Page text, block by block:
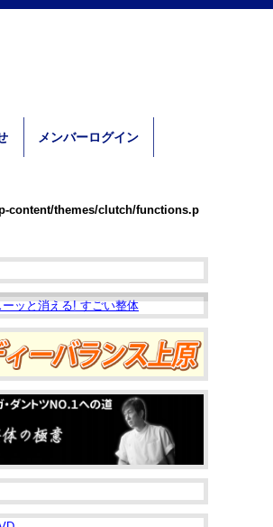
メンバーログイン
content/themes/clutch/functions.p